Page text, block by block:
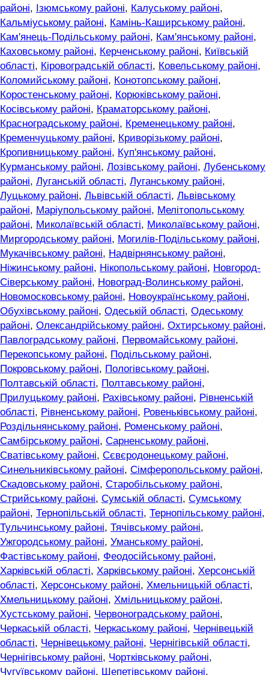
районі, Ізюмському районі, Калуському районі,
Кальміуському районі, Камінь-Каширському районі,
Кам'янець-Подільському районі, Кам'янському районі,
Каховському районі, Керченському районі, Київській
області, Кіровоградській області, Ковельському районі,
Коломийському районі, Конотопському районі,
Коростенському районі, Корюківському районі,
Косівському районі, Краматорському районі,
Красноградському районі, Кременецькому районі,
Кременчуцькому районі, Криворізькому районі,
Кропивницькому районі, Куп'янському районі,
Курманському районі, Лозівському районі, Лубенському
районі, Луганській області, Луганському районі,
Луцькому районі, Львівській області, Львівському
районі, Маріупольському районі, Мелітопольському
районі, Миколаївській області, Миколаївському районі,
Миргородському районі, Могилів-Подільському районі,
Мукачівському районі, Надвірнянському районі,
Ніжинському районі, Нікопольському районі, Новгород-
Сіверському районі, Новоград-Волинському районі,
Новомосковському районі, Новоукраїнському районі,
Обухівському районі, Одеській області, Одеському
районі, Олександрійському районі, Охтирському районі,
Павлоградському районі, Первомайському районі,
Перекопському районі, Подільському районі,
Покровському районі, Пологівському районі,
Полтавській області, Полтавському районі,
Прилуцькому районі, Рахівському районі, Рівненській
області, Рівненському районі, Ровеньківському районі,
Роздільнянському районі, Роменському районі,
Самбірському районі, Сарненському районі,
Сватівському районі, Сєвєродонецькому районі,
Синельниківському районі, Сімферопольському районі,
Скадовському районі, Старобільському районі,
Стрийському районі, Сумській області, Сумському
районі, Тернопільській області, Тернопільському районі,
Тульчинському районі, Тячівському районі,
Ужгородському районі, Уманському районі,
Фастівському районі, Феодосійському районі,
Харківській області, Харківському районі, Херсонській
області, Херсонському районі, Хмельницькій області,
Хмельницькому районі, Хмільницькому районі,
Хустському районі, Червоноградському районі,
Черкаській області, Черкаському районі, Чернівецькій
області, Чернівецькому районі, Чернігівській області,
Чернігівському районі, Чортківському районі,
Чугуївському районі, Шепетівському районі,